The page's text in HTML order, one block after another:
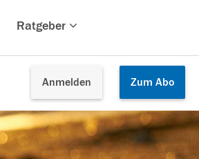
Ratgeber
Anmelden Zum Abo